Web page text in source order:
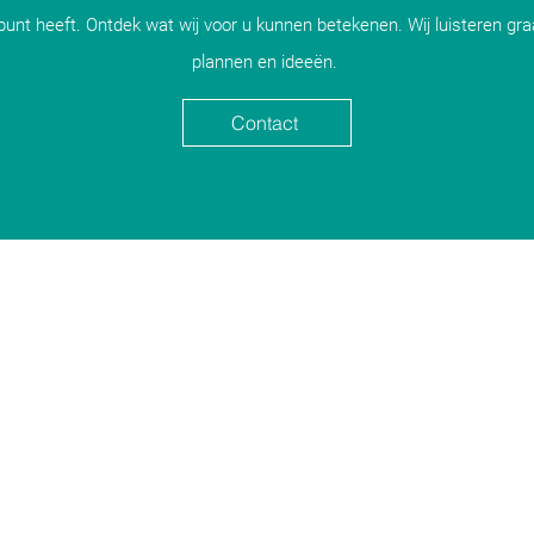
heeft. Ontdek wat wij voor u kunnen betekenen. Wij luisteren
plannen en ideeën.
Contact